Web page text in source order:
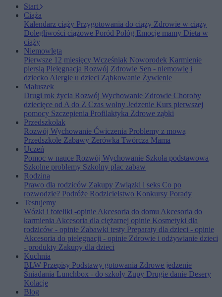
Start
Ciąża
Kalendarz ciąży Przygotowania do ciąży Zdrowie w ciąży
Dolegliwości ciążowe Poród Połóg Emocje mamy Dieta w
ciąży
Niemowlęta
Pierwsze 12 miesięcy Wcześniak Noworodek Karmienie
piersią Pielęgnacja Rozwój Zdrowie Sen - niemowlę i
dziecko Alergie u dzieci Ząbkowanie Żywienie
Maluszek
Drugi rok życia Rozwój Wychowanie Zdrowie Choroby
dziecięce od A do Z Czas wolny Jedzenie Kurs pierwszej
pomocy Szczepienia Profilaktyka Zdrowe ząbki
Przedszkolak
Rozwój Wychowanie Ćwiczenia Problemy z mową
Przedszkole Zabawy Zerówka Twórcza Mama
Uczeń
Pomoc w nauce Rozwój Wychowanie Szkoła podstawowa
Szkolne problemy Szkolny plac zabaw
Rodzina
Prawo dla rodziców Zakupy Związki i seks Co po
rozwodzie? Podróże Rodzicielstwo Konkursy Porady
Testujemy
Wózki i foteliki -opinieAkcesoria do domu Akcesoria do
karmieniaAkcesoria dla ciężarnej opinie Kosmetyki dla
rodziców - opinie Zabawki testy Preparaty dla dzieci - opinie
Akcesoria do pielęgnacji - opinie Zdrowie i odżywianie dzieci
- produkty Zakupy dla dzieci
Kuchnia
BLW Przepisy Podstawy gotowania Zdrowe jedzenie
Śniadania Lunchbox - do szkoły Zupy Drugie danie Desery
Kolacje
Blog